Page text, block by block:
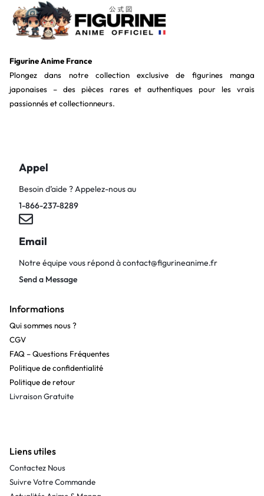
Figurine Anime France
Plongez dans notre collection exclusive de figurines manga
japonaises – des pièces rares et authentiques pour les vrais
passionnés et collectionneurs.
Appel
Besoin d’aide ? Appelez-nous au
1-866-237-8289
Email
Notre équipe vous répond àcontact@figurineanime.fr
Send a Message
Informations
Qui sommes nous ?
CGV
FAQ – Questions Fréquentes
Politique de confidentialité
Politique de retour
Livraison Gratuite
Liens utiles
Contactez Nous
Suivre Votre Commande